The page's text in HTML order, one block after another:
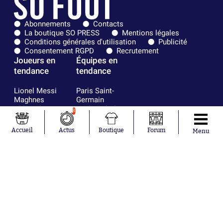
Abonnements
Contacts
La boutique SO PRESS
Mentions légales
Conditions générales d'utilisation
Publicité
Consentement RGPD
Recrutement
Joueurs en
tendance
Lionel Messi
Maghnes
Akliouche
Mohamed
Salah
Équipes en
tendance
Paris Saint-
Germain
Real Madrid
Olympique de
Marseille
FIFA
Accueil
8
Actus Boutique Forum Menu